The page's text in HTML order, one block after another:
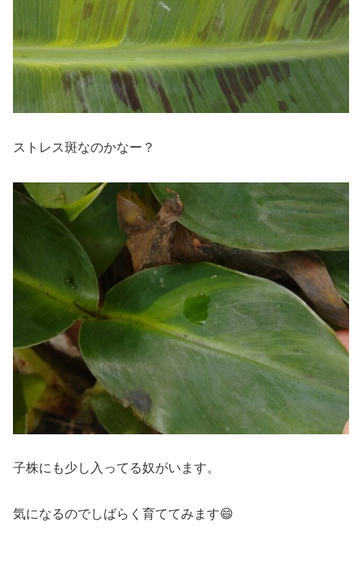
ストレス斑なのかなー？
子株にも少し入ってる奴がいます。
気になるのでしばらく育ててみます😄